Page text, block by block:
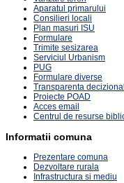
Aparatul primarului
Consilieri locali
Plan masuri ISU
Formulare
Trimite sesizarea
Serviciul Urbanism
PUG
Formulare diverse
Transparenta
Proiecte POAD
Acces email
Centrul de resurse
Informatii comuna
Prezentare comuna
Dezvoltare rurala
Infrastructura si mediu